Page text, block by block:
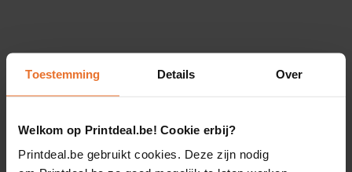
Toestemming Details Over
Welkom op Printdeal.be! Cookie erbij?
Printdeal.be gebruikt cookies. Deze zijn nodig